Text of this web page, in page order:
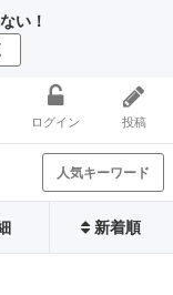
い！
ログイン 投稿
人気キーワード
新着順